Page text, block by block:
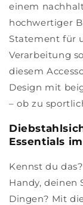
einem
hochwertiger
Statement für
Verarbeitung
diesem
Design mit
– ob zu
Essentials
Kennst du
Handy, deinen
Dingen? Mit